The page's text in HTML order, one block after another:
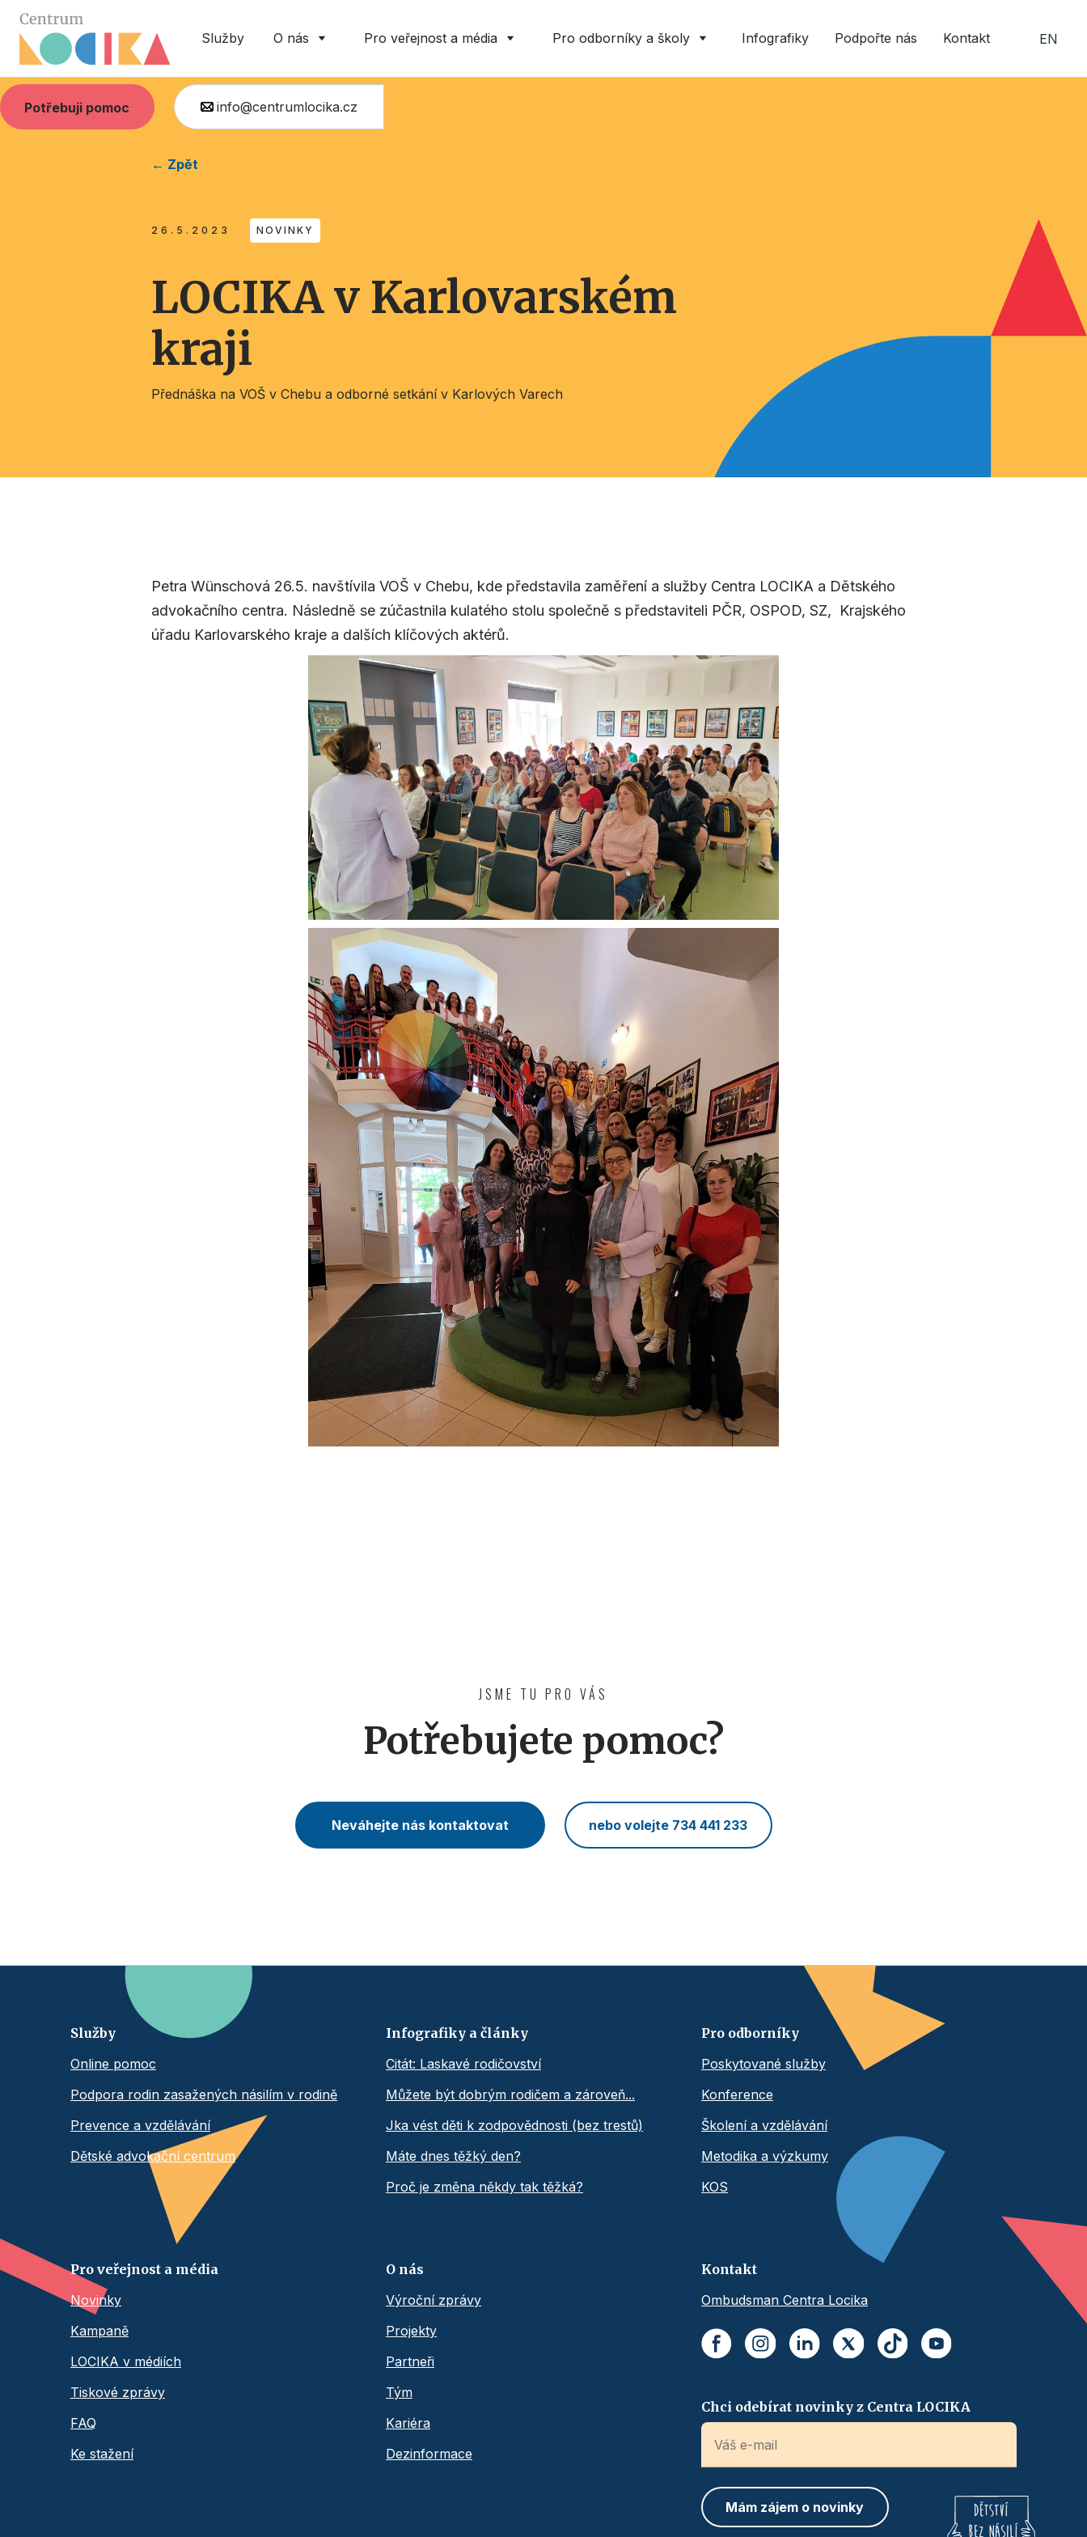
Služby O nás Pro veřejnost a média Pro odborníky a školy Infografiky Podpořte nás Kontakt EN
Potřebuji pomoc info@centrumlocika.cz
← Zpět
26.5.2023 NOVINKY
LOCIKA v Karlovarském
kraji
Přednáška na VOŠ v Chebu a odborné setkání v Karlových Varech
Petra Wünschová 26.5. navštívila VOŠ v Chebu, kde představila zaměření a služby Centra LOCIKA a Dětského
advokačního centra. Následně se zúčastnila kulatého stolu společně s představiteli PČR, OSPOD, SZ, Krajského
úřadu Karlovarského kraje a dalších klíčových aktérů.
JSME TU PRO VÁS
Potřebujete pomoc?
Neváhejte nás kontaktovat nebo volejte 734 441 233
Služby
Online pomoc
Podpora rodin zasažených násilím v rodině
Prevence a vzdělávání
Dětské advokační centrum
Infografiky a články
Citát: Laskavé rodičovství
Můžete být dobrým rodičem a zároveň...
Jka vést děti k zodpovědnosti (bez trestů)
Máte dnes těžký den?
Proč je změna někdy tak těžká?
Pro odborníky
Poskytované služby
Konference
Školení a vzdělávání
Metodika a výzkumy
KOS
Pro veřejnost a média
Novinky
Kampaně
LOCIKA v médiích
Tiskové zprávy
FAQ
Ke stažení
O nás
Výroční zprávy
Projekty
Partneři
Tým
Kariéra
Dezinformace
Kontakt
Ombudsman Centra Locika
Chci odebírat novinky z Centra LOCIKA